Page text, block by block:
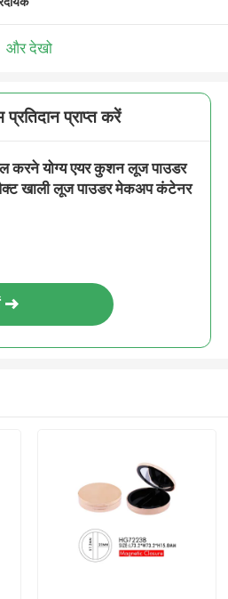
और देखो
प्राप्त करें
करने योग्य एयर कुशन लूज पाउडर
खाली लूज पाउडर मेकअप कंटेनर